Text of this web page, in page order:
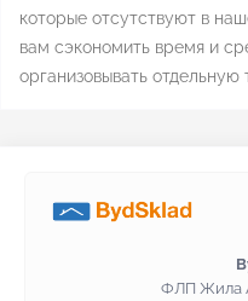
которые отсутствуют в
вам сэкономить время и
организовывать отдельную
ФЛП Жила